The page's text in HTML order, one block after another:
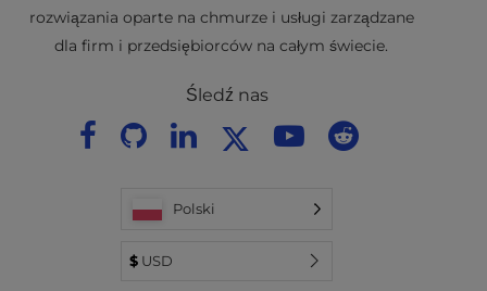
rozwiązania oparte na chmurze i usługi zarządzane
dla firm i przedsiębiorców na całym świecie.
Śledź nas
Polski
$USD